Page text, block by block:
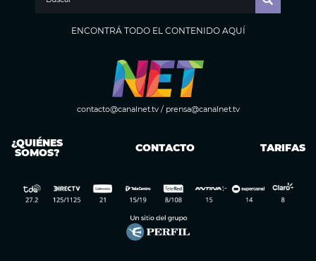
ENCONTRÁ TODO EL CONTENIDO AQUÍ
contacto@canalnet.tv/ prensa@canalnet.tv
¿QUIÉNES
SOMOS? CONTACTO TARIFAS